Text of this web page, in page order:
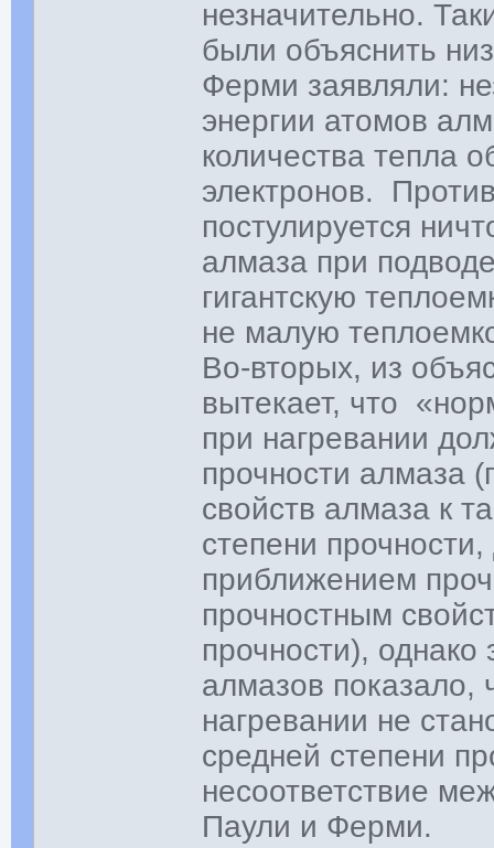
незначительно.
были объяснить
Ферми заявляли:
энергии атомов
количества тепла
электронов.
постулируется
алмаза при
гигантскую
не малую
Во-вторых, из
вытекает, что
при нагревании
прочности алмаза
свойств алмаза к
степени
приближением
прочностным
прочности),
алмазов показало,
нагревании не
средней степени
несоответствие
Паули и Ферми.